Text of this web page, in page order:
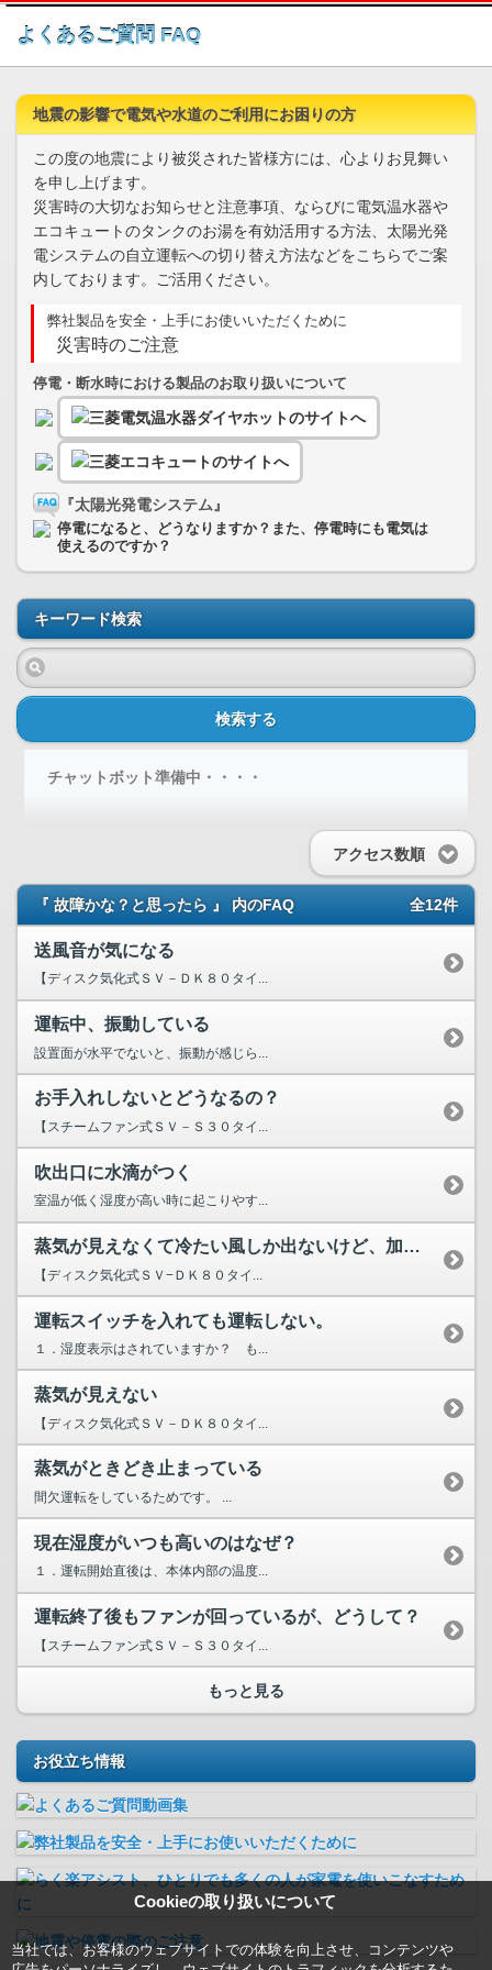
このページの本文へ
よくあるご質問 FAQ
Cookieの取り扱いについて
当社では、お客様のウェブサイトでの体験を向上させ、コンテンツや
地震の影響で電気や水道のご利用にお困りの方
この度の地震により被災された皆様方には、心よりお見舞い
を申し上げます。
災害時の大切なお知らせと注意事項、ならびに電気温水器や
エコキュートのタンクのお湯を有効活用する方法、太陽光発
電システムの自立運転への切り替え方法などをこちらでご案
内しております。ご活用ください。
弊社製品を安全・上手にお使いいただくために
災害時のご注意
停電・断水時における製品のお取り扱いについて
『太陽光発電システム』
停電になると、どうなりますか？また、停電時にも電気は
使えるのですか？
キーワード検索
検索する
チャットボット準備中・・・・
アクセス数順
『 故障かな？と思ったら 』 内のFAQ 全12件
送風音が気になる
【ディスク気化式ＳＶ－ＤＫ８０タイ...
運転中、振動している
設置面が水平でないと、振動が感じら...
お手入れしないとどうなるの？
【スチームファン式ＳＶ－Ｓ３０タイ...
吹出口に水滴がつく
室温が低く湿度が高い時に起こりやす...
蒸気が見えなくて冷たい風しか出ないけど、加湿しているの？
【ディスク気化式ＳＶ−ＤＫ８０タイ...
運転スイッチを入れても運転しない。
１．湿度表示はされていますか？ も...
蒸気が見えない
【ディスク気化式ＳＶ－ＤＫ８０タイ...
蒸気がときどき止まっている
間欠運転をしているためです。 ...
現在湿度がいつも高いのはなぜ？
１．運転開始直後は、本体内部の温度...
運転終了後もファンが回っているが、どうして？
【スチームファン式ＳＶ－Ｓ３０タイ...
もっと見る
お役立ち情報